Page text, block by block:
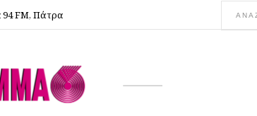
94 FM, Πάτρα